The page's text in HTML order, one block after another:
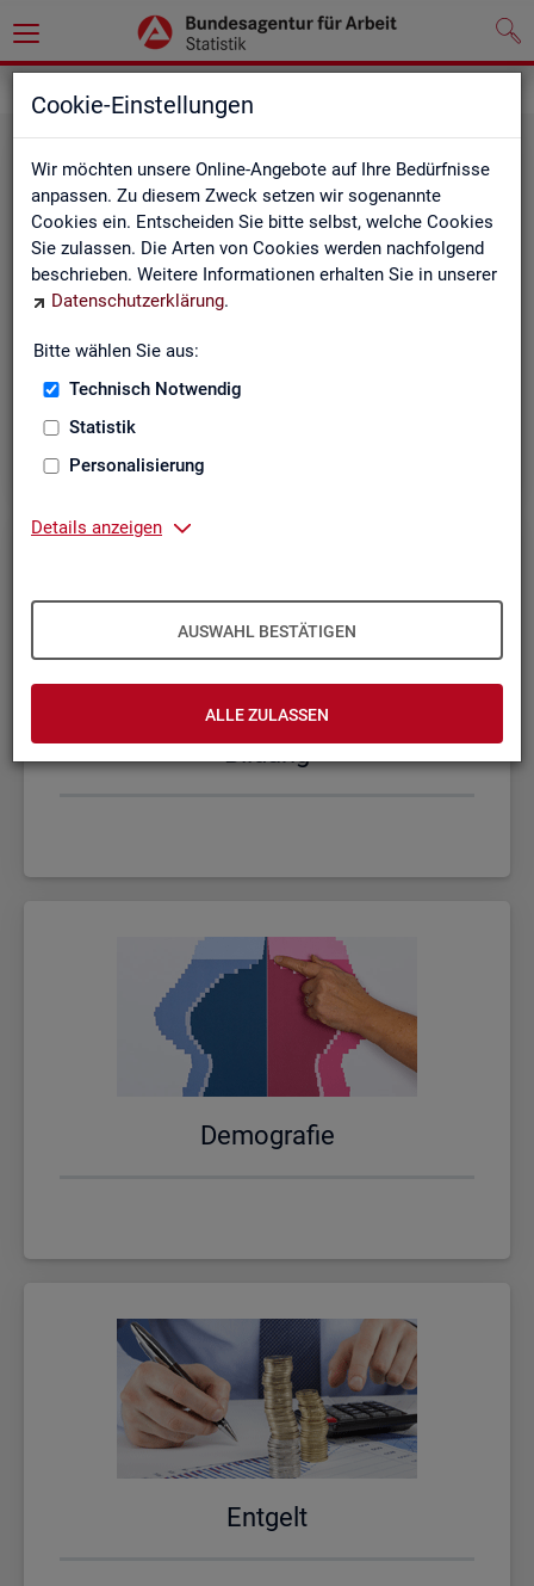
Cookie-Einstellungen
Wir möchten unsere Online-Angebote auf Ihre Bedürfnisse
anpassen. Zu diesem Zweck setzen wir sogenannte
Cookies ein. Entscheiden Sie bitte selbst, welche Cookies
Sie zulassen. Die Arten von Cookies werden nachfolgend
beschrieben. Weitere Informationen erhalten Sie in unserer
Datenschutzerklärung.
Bitte wählen Sie aus:
Technisch Notwendig
Statistik
Personalisierung
Details anzeigen
AUSWAHL BESTÄTIGEN
ALLE ZULASSEN
Bil­dung
De­mo­gra­fie
Ent­gelt